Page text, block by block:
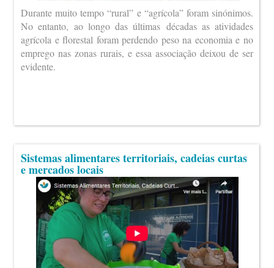
Durante muito tempo “rural” e “agrícola” foram sinónimos.
No entanto, ao longo das últimas décadas as atividades
agrícola e florestal foram perdendo peso na economia e no
emprego nas zonas rurais, e essa associação deixou de ser
evidente.
Sistemas alimentares territoriais, cadeias curtas
e mercados locais